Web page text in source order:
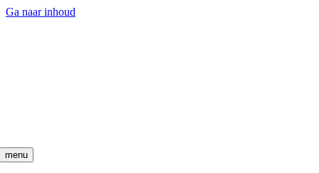
Ga naar inhoud
menu